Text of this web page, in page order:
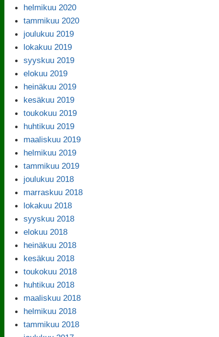
helmikuu 2020
tammikuu 2020
joulukuu 2019
lokakuu 2019
syyskuu 2019
elokuu 2019
heinäkuu 2019
kesäkuu 2019
toukokuu 2019
huhtikuu 2019
maaliskuu 2019
helmikuu 2019
tammikuu 2019
joulukuu 2018
marraskuu 2018
lokakuu 2018
syyskuu 2018
elokuu 2018
heinäkuu 2018
kesäkuu 2018
toukokuu 2018
huhtikuu 2018
maaliskuu 2018
helmikuu 2018
tammikuu 2018